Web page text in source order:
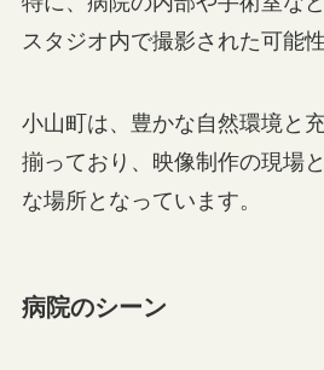
スタジオ内で撮影された可能
小山町は、豊かな自然環境と
揃っており、映像制作の現場
な場所となっています。
病院のシーン